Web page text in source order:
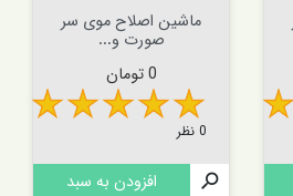
ماشین اصلاح موی سر
صورت و...
قیمت
0 تومان
0 نظر

افزودن به سبد